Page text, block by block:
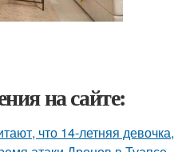
на сайте:
что 14-летняя девочка,